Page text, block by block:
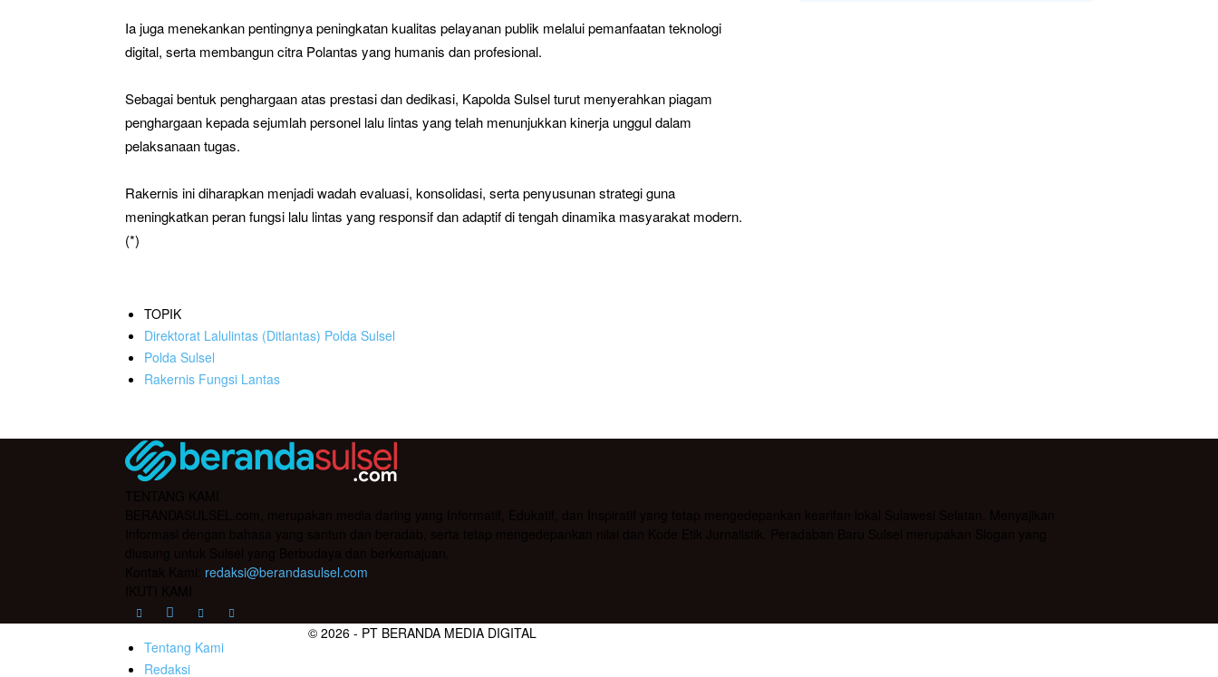
Ia juga menekankan pentingnya peningkatan kualitas pelayanan publik melalui pemanfaatan teknologi
digital, serta membangun citra Polantas yang humanis dan profesional.
Sebagai bentuk penghargaan atas prestasi dan dedikasi, Kapolda Sulsel turut menyerahkan piagam
penghargaan kepada sejumlah personel lalu lintas yang telah menunjukkan kinerja unggul dalam
pelaksanaan tugas.
Rakernis ini diharapkan menjadi wadah evaluasi, konsolidasi, serta penyusunan strategi guna
meningkatkan peran fungsi lalu lintas yang responsif dan adaptif di tengah dinamika masyarakat modern.
(*)
TOPIK
Direktorat Lalulintas (Ditlantas) Polda Sulsel
Polda Sulsel
Rakernis Fungsi Lantas
redaksi@berandasulsel.com
Tentang Kami
Redaksi
© 2026 - PT BERANDA MEDIA DIGITAL